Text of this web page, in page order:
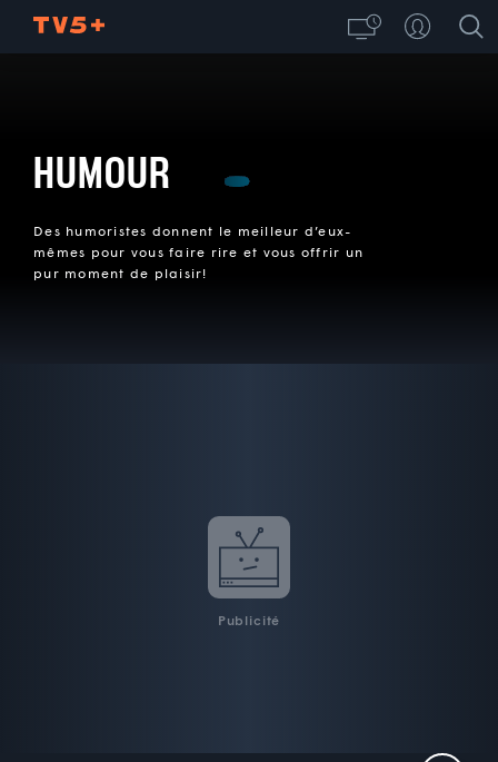
HUMOUR
Des humoristes donnent le meilleur d’eux-
mêmes pour vous faire rire et vous offrir un
pur moment de plaisir!
Publicité